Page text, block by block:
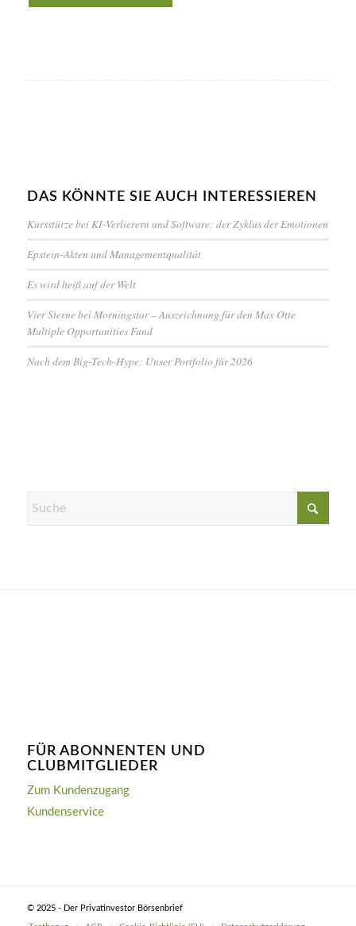
DAS KÖNNTE SIE AUCH INTERESSIEREN
Kursstürze bei KI-Verlierern und Software: der Zyklus der Emotionen
Epstein-Akten und Managementqualität
Es wird heiß auf der Welt
Vier Sterne bei Morningstar – Auszeichnung für den Max Otte
Multiple Opportunities Fund
Nach dem Big-Tech-Hype: Unser Portfolio für 2026
FÜR ABONNENTEN UND
CLUBMITGLIEDER
Zum Kundenzugang
Kundenservice
© 2025 - Der Privatinvestor Börsenbrief